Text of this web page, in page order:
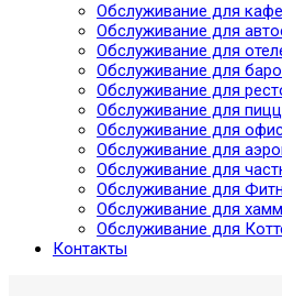
Обслуживание для кафе
Обслуживание для
Обслуживание для
Обслуживание для
Обслуживание для
Обслуживание для
Обслуживание для
Обслуживание для
Обслуживание для
Обслуживание для
Обслуживание для
Обслуживание для
Контакты